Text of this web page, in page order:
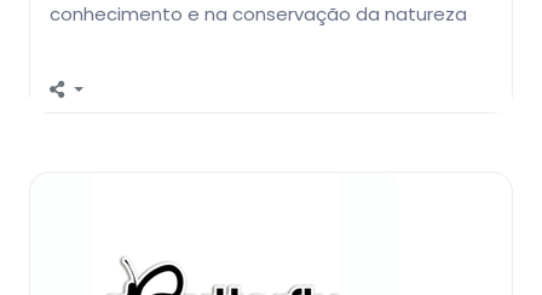
conhecimento e na conservação da natureza